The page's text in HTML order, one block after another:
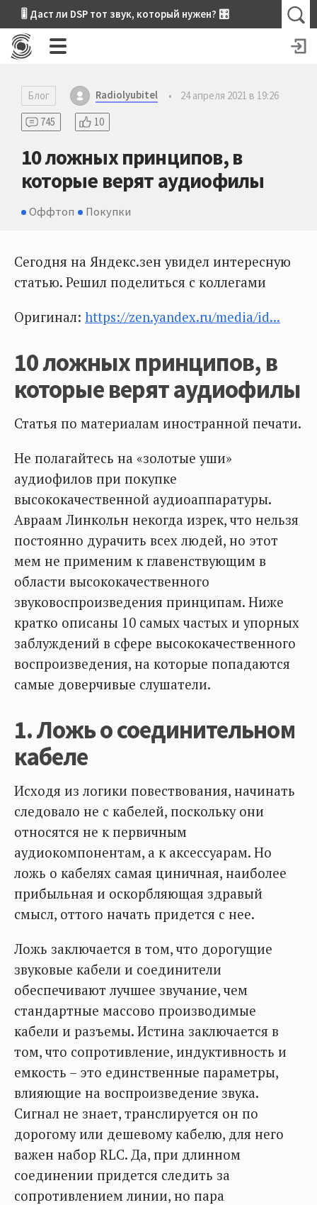
🎚 Даст ли DSP тот звук, который нужен? 🎛
Блог Radiolyubitel •
24 апреля 2021 в 19:26
745
10
10 ложных принципов, в
которые верят аудиофилы
Оффтоп Покупки
Сегодня на Яндекс.зен увидел интересную
статью. Решил поделиться с коллегами
Оригинал: https://zen.yandex.ru/media/id...
10 ложных принципов, в
которые верят аудиофилы
Статья по материалам иностранной печати.
Не полагайтесь на «золотые уши»
аудиофилов при покупке
высококачественной аудиоаппаратуры.
Авраам Линкольн некогда изрек, что нельзя
постоянно дурачить всех людей, но этот
мем не применим к главенствующим в
области высококачественного
звуковоспроизведения принципам. Ниже
кратко описаны 10 самых частых и упорных
заблуждений в сфере высококачественного
воспроизведения, на которые попадаются
самые доверчивые слушатели.
1. Ложь о соединительном
кабеле
Исходя из логики повествования, начинать
следовало не с кабелей, поскольку они
относятся не к первичным
аудиокомпонентам, а к аксессуарам. Но
ложь о кабелях самая циничная, наиболее
прибыльная и оскорбляющая здравый
смысл, оттого начать придется с нее.
Ложь заключается в том, что дорогущие
звуковые кабели и соединители
обеспечивают лучшее звучание, чем
стандартные массово производимые
кабели и разъемы. Истина заключается в
том, что сопротивление, индуктивность и
емкость – это единственные параметры,
влияющие на воспроизведение звука.
Сигнал не знает, транслируется он по
дорогому или дешевому кабелю, для него
важен набор RLC. Да, при длинном
соединении придется следить за
сопротивлением линии, но пара